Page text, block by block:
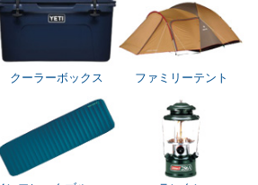
クーラーボックス ファミリーテント